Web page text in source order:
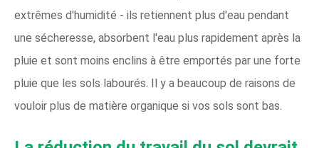
extrêmes d'humidité - ils retiennent plus d'eau pendant
une sécheresse, absorbent l'eau plus rapidement après la
pluie et sont moins enclins à être emportés par une forte
pluie que les sols labourés. Il y a beaucoup de raisons de
vouloir plus de matière organique si vos sols sont bas.